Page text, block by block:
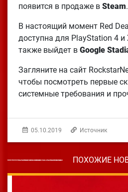
появится в продаже в Steam.
В настоящий момент Red
доступна для PlayStation 4 и
также выйдет в Google
Загляните на сайт
чтобы посмотреть первые
системные требования и
05.10.2019 Источник
ПОХОЖИЕ